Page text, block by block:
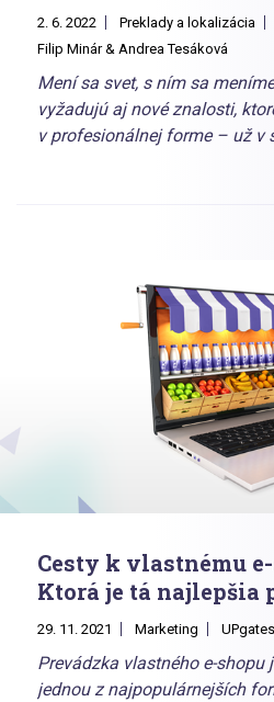
2. 6. 2022
Preklady a lokalizácia
Filip Minár & Andrea Tesáková
Mení sa svet, s ním sa
vyžadujú aj nové znalosti,
v profesionálnej forme – už v
Cesty k vlastnému
Ktorá je tá najlepšia
29. 11. 2021 Marketing UPgates
Prevádzka vlastného e-shopu
jednou z najpopulárnejších